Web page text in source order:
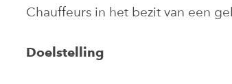
Chauffeurs in het bezit van een
Doelstelling